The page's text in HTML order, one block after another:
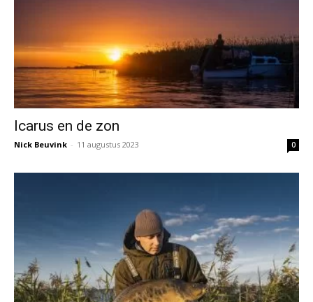
Icarus en de zon
Nick Beuvink - 11 augustus 2023 0